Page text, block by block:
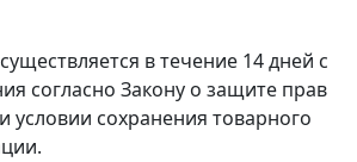
в течение 14 дней с
согласно Закону о защите прав
условии сохранения товарного